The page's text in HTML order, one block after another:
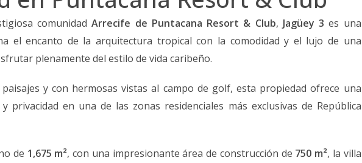
comunidadArrecife de Puntacana Resort & Club, Jagüey 3 es una
el encanto de la arquitectura tropical con la comodidad y el lujo de una
plenamente del estilo de vida caribeño.
y con hermosas vistas al campo de golf, esta propiedad ofrece una
privacidad en una de las zonas residenciales más exclusivas de República
de 1,675 m², con una impresionante área de construcción de 750 m², la villa